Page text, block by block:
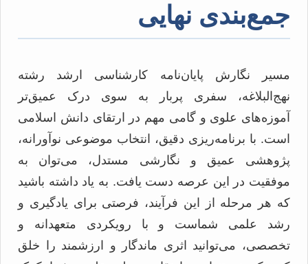
جمع‌بندی نهایی
مسیر نگارش پایان‌نامه کارشناسی ارشد رشته
نهج‌البلاغه، سفری پربار به سوی درک عمیق‌تر
آموزه‌های علوی و گامی مهم در ارتقای دانش اسلامی
است. با برنامه‌ریزی دقیق، انتخاب موضوعی نوآورانه،
پژوهشی عمیق و نگارشی مستدل، می‌توان به
موفقیت در این عرصه دست یافت. به یاد داشته باشید
که هر مرحله از این فرآیند، فرصتی برای یادگیری و
رشد علمی شماست و با رویکردی متعهدانه و
تخصصی، می‌توانید اثری ماندگار و ارزشمند را خلق